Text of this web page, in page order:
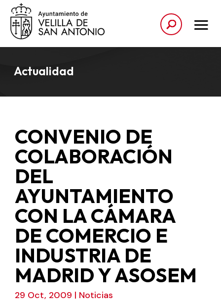
Actualidad
CONVENIO DE
COLABORACIÓN
DEL
AYUNTAMIENTO
CON LA CÁMARA
DE COMERCIO E
INDUSTRIA DE
MADRID Y ASOSEM
29 Oct, 2009 | Noticias